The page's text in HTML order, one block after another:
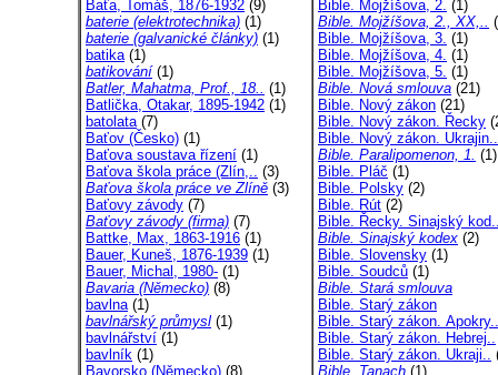
Baťa, Tomáš, 1876-1932 (9)
baterie (elektrotechnika) (1)
baterie (galvanické články) (1)
batika(1)
batikování(1)
Batler, Mahatma, Prof., 18.. (1)
Batlička, Otakar, 1895-1942 (1)
batolata(7)
Baťov (Česko) (1)
Baťova soustava řízení (1)
Baťova škola práce (Zlín,.. (3)
Baťova škola práce ve Zlíně (3)
Baťovy závody (7)
Baťovy závody (firma) (7)
Battke, Max, 1863-1916 (1)
Bauer, Kuneš, 1876-1939 (1)
Bauer, Michal, 1980- (1)
Bavaria (Německo) (8)
bavlna(1)
bavlnářský průmysl (1)
bavlnářství (1)
bavlník (1)
Bavorsko (Německo) (8)
Bible. Mojžíšova, 2. (1)
Bible. Mojžíšova, 2., XX,..
Bible. Mojžíšova, 3. (1)
Bible. Mojžíšova, 4. (1)
Bible. Mojžíšova, 5. (1)
Bible. Nová smlouva (21)
Bible. Nový zákon (21)
Bible. Nový zákon. Řecky
Bible. Nový zákon. Ukrajin..
Bible. Paralipomenon, 1. (1)
Bible. Pláč (1)
Bible. Polsky (2)
Bible. Rút (2)
Bible. Řecky. Sinajský
Bible. Sinajský kodex (2)
Bible. Slovensky (1)
Bible. Soudců (1)
Bible. Stará smlouva
Bible. Starý zákon
Bible. Starý zákon. Apokry..
Bible. Starý zákon. Hebrej..
Bible. Starý zákon. Ukraji..
Bible. Tanach (1)